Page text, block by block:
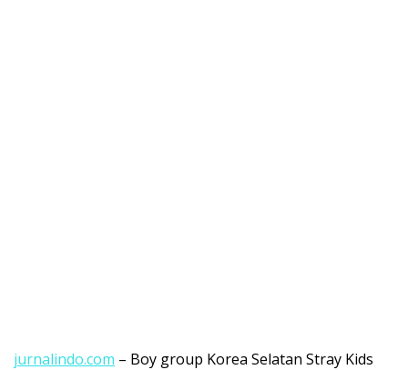
jurnalindo.com – Boy group Korea Selatan Stray Kids